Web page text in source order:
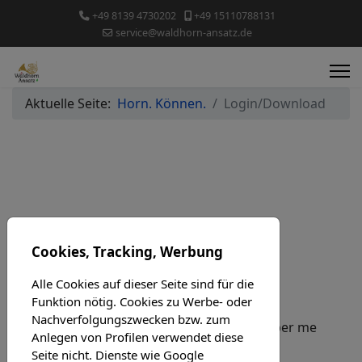
+49 8139 4730202
+49 15110788131
service@waldhorn-ansatz.de
Aktuelle Seite: Horn. Können. Login/Download
Login
Username
Password
Remember me
Cookies, Tracking, Werbung
Alle Cookies auf dieser Seite sind für die
Funktion nötig. Cookies zu Werbe- oder
Nachverfolgungszwecken bzw. zum
Anlegen von Profilen verwendet diese
Seite nicht. Dienste wie Google